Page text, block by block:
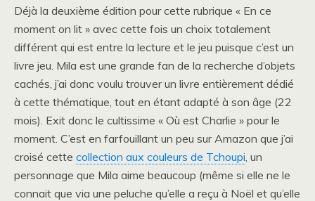
Déjà la deuxième édition pour cette rubrique « En ce
moment on lit » avec cette fois un choix totalement
différent qui est entre la lecture et le jeu puisque c’est un
livre jeu. Mila est une grande fan de la recherche d’objets
cachés, j’ai donc voulu trouver un livre entièrement dédié
à cette thématique, tout en étant adapté à son âge (22
mois). Exit donc le cultissime « Où est Charlie » pour le
moment. C’est en farfouillant un peu sur Amazon que j’ai
croisé cette collection aux couleurs de Tchoupi, un
personnage que Mila aime beaucoup (même si elle ne le
connait que via une peluche qu’elle a reçu à Noël et qu’elle